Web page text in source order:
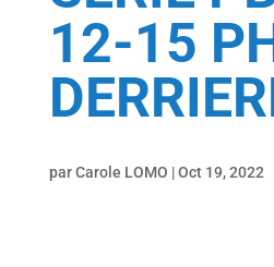
12-15
parCarole LOMO |Oct 19, 2022